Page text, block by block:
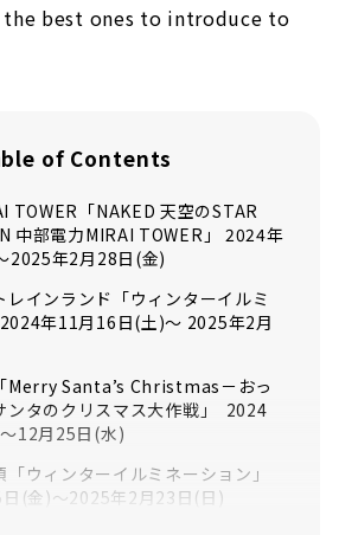
best ones to introduce to
of Contents
TOWER「NAKED 天空のSTAR
中部電力MIRAI TOWER」 2024年
2025年2月28日(金)
レインランド「ウィンターイルミ
年11月16日(土)～ 2025年2月
Merry Santa’s Christmas－おっ
ンタのクリスマス大作戦」 2024
12月25日(水)
ウィンターイルミネーション」
(金)〜2025年2月23日(日)